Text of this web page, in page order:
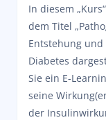
In diesem
dem Titel
Entstehung
Diabetes
Sie ein E-
seine
der